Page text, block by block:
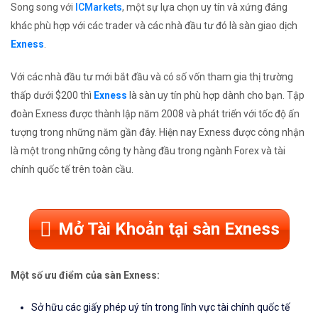
Song song với ICMarkets, một sự lựa chọn uy tín và xứng đáng
khác phù hợp với các trader và các nhà đầu tư đó là sàn giao dịch
Exness.
Với các nhà đầu tư mới bắt đầu và có số vốn tham gia thị trường
thấp dưới $200 thì Exness là sàn uy tín phù hợp dành cho bạn. Tập
đoàn Exness được thành lập năm 2008 và phát triển với tốc độ ấn
tượng trong những năm gần đây. Hiện nay Exness được công nhận
là một trong những công ty hàng đầu trong ngành Forex và tài
chính quốc tế trên toàn cầu.
Mở Tài Khoản tại sàn Exness
Một số ưu điểm của sàn Exness:
Sở hữu các giấy phép uý tín trong lĩnh vực tài chính quốc tế